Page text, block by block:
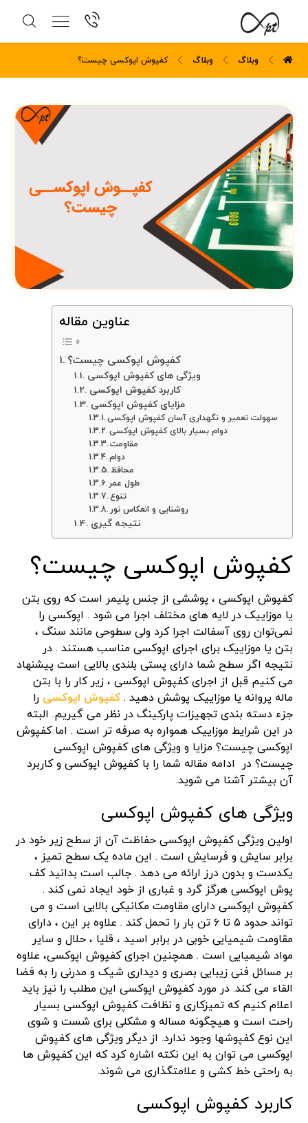
وبلاگ وبلاگ کفپوش اپوکسی چیست؟
عناوین مقاله
کفپوش اپوکسی چیست؟
ویژگی های کفپوش اپوکسی
کاربرد کفپوش اپوکسی
مزایای کفپوش اپوکسی
سهولت تعمیر و نگهداری آسان کفپوش اپوکسی
دوام بسیار بالای کفپوش اپوکسی
مقاومت
دوام
محافظ
طول عمر
تنوع
روشنایی و انعکاس نور
نتیجه گیری
کفپوش اپوکسی چیست؟
کفپوش اپوکسی ، پوششی از جنس پلیمر است که روی بتن
یا موزاییک در لایه های مختلف اجرا می شود . اپوکسی را
نمی‌توان روی آسفالت اجرا کرد ولی سطوحی مانند سنگ ،
بتن یا موزاییک برای اجرای اپوکسی مناسب هستند . در
نتیجه اگر سطح شما دارای پستی بلندی بالایی است پیشنهاد
می کنیم قبل از اجرای کفپوش اپوکسی ، زیر کار را با بتن
ماله پروانه یا موزاییک پوشش دهید .کفپوش اپوکسی را
جزء دسته بندی تجهیزات پارکینگ در نظر می گیریم. البته
در این شرایط موزاییک همواره به صرفه تر است . اما کفپوش
اپوکسی چیست؟ مزایا و ویژگی های کفپوش اپوکسی
چیست؟ در ادامه مقاله شما را با کفپوش اپوکسی و کاربرد
آن بیشتر آشنا می شوید.
ویژگی های کفپوش اپوکسی
اولین ویژگی کفپوش اپوکسی حفاظت آن از سطح زیر خود در
برابر سایش و فرسایش است . این ماده یک سطح تمیز ،
یکدست و بدون درز ارائه می دهد . جالب است بدانید کف
پوش اپوکسی هرگز گرد و غباری از خود ایجاد نمی کند .
کفپوش اپوکسی دارای مقاومت مکانیکی بالایی است و می
تواند حدود ۵ تا ۶ تن بار را تحمل کند . علاوه بر این ، دارای
مقاومت شیمیایی خوبی در برابر اسید ، قلیا ، حلال و سایر
مواد شیمیایی است . همچنین اجرای کفپوش اپوکسی، علاوه
بر مسائل فنی زیبایی بصری و دیداری شیک و مدرنی را به فضا
القاء می کند. در مورد کفپوش اپوکسی این مطلب را نیز باید
اعلام کنیم که تمیزکاری و نظافت کفپوش اپوکسی بسیار
راحت است و هیچگونه مساله و مشکلی برای شست و شوی
این نوع کفپوشها وجود ندارد. از دیگر ویژگی های کفپوش
اپوکسی می توان به این نکته اشاره کرد که این کفپوش ها
به راحتی خط کشی و علامتگذاری می شوند.
کاربرد کفپوش اپوکسی